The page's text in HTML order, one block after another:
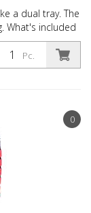
Pc.
a dual tray. The
What's included
0